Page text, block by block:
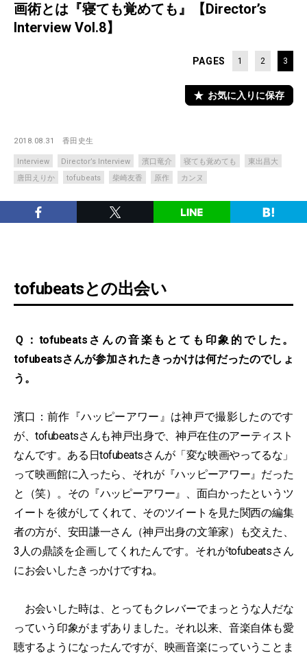
画術とは『寝ても覚めても』【Director’s
Interview Vol.8】
PAGES 1 2 3
お気に入りに保存
2018.08.31 香田史生
Interview Director’s Interview 濱口竜介 寝ても覚めても
東出昌大
唐田えりか
tofubeats 柴崎友香 原作 カンヌ
tofubeatsとの出会い
Ｑ：tofubeatsさんの音楽もとても印象的でした。
tofubeatsさんが参加されたきっかけは何だったのでしょ
う。
濱口：前作『ハッピーアワー』は神戸で撮影したのです
が、tofubeatsさんも神戸出身で、神戸在住のアーティスト
なんです。ある日tofubeatsさんが「変な映画やってるな」
って映画館に入ったら、それが『ハッピーアワー』だった
と（笑）。その『ハッピーアワー』、面白かったというツ
イートを彼がしてくれて、そのツイートを見た関西の編集
者の方が、安田謙一さん（神戸出身の文筆家）も交えた、
3人の鼎談を企画してくれたんです。それがtofubeatsさん
にお会いしたきっかけですね。
お会いした時は、とってもクレバーでまっとうな人だな
っていう印象がまずありました。それ以来、音楽自体も愛
聴するようになったんですが、映画音楽にっていうことま